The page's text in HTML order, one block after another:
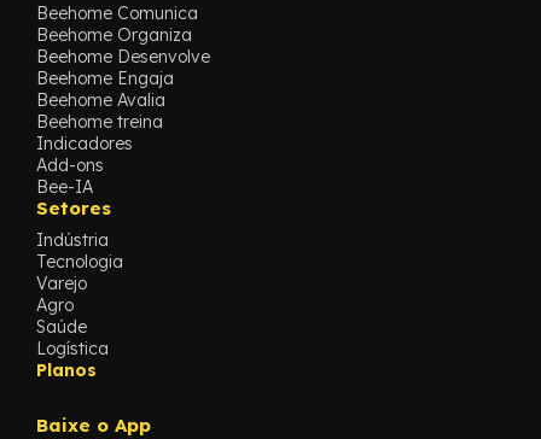
Beehome Comunica
Beehome Organiza
Beehome Desenvolve
Beehome Engaja
Beehome Avalia
Beehome treina
Indicadores
Add-ons
Bee-IA
Setores
Indústria
Tecnologia
Varejo
Agro
Saúde
Logística
Planos
Baixe o App